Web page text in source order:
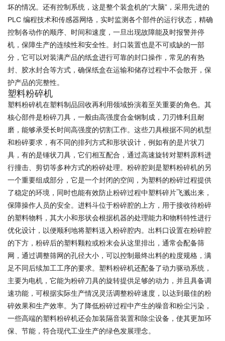
坏的情况。还有控制系统，这是整个装盒机的“大脑”，采用先进的
PLC 编程技术和传感器网络，实时监测各个部件的运行状态，精确
控制各动作的顺序、时间和速度，一旦出现故障能及时报警并停
机，保障生产的连续性和安全性。封口装置也是不可或缺的一部
分，它可以对装满产品的纸盒进行可靠的封口操作，常见的有热
封、胶水封合等方式，确保纸盒在运输和储存过程中不会散开，保
护产品的完整性。
塑料粉碎机
塑料粉碎机在塑料制品回收再利用领域扮演着至关重要的角色。其
核心部件是粉碎刀具，一般由高强度合金钢制成，刀刃锋利且耐
磨，能够承受长时间高强度的切割工作。这些刀具根据不同的机型
和粉碎要求，有不同的排列方式和形状设计，例如有的是片状刀
具，有的是锤状刀具，它们相互配合，通过高速旋转对塑料原料进
行撞击、剪切等多种方式的粉碎处理。粉碎腔则是塑料粉碎机的另
一个重要组成部分，它是一个封闭的空间，为塑料的粉碎过程提供
了稳定的环境，同时也能有效防止粉碎过程中塑料碎片飞溅出来，
保障操作人员的安全。进料斗位于粉碎腔的上方，用于接收待粉碎
的塑料物料，其大小和形状会根据机器的处理能力和物料特性进行
优化设计，以便顺利地将塑料送入粉碎腔内。出料口设置在粉碎腔
的下方，粉碎后的塑料颗粒或粉末会从这里排出，通常会配备筛
网，通过调整筛网的孔径大小，可以控制最终出料的粒度规格，满
足不同后续加工工序的要求。塑料粉碎机还配备了动力驱动系统，
主要为电机，它能为粉碎刀具的旋转提供足够的动力，并且具备调
速功能，可根据实际生产情况灵活调整粉碎速度，以达到最佳的粉
碎效果和生产效率。为了降低粉碎过程中产生的噪音和粉尘污染，
一些高端的塑料粉碎机还会加装隔音装置和除尘设备，使其更加环
保、节能，符合现代工业生产的绿色发展理念。